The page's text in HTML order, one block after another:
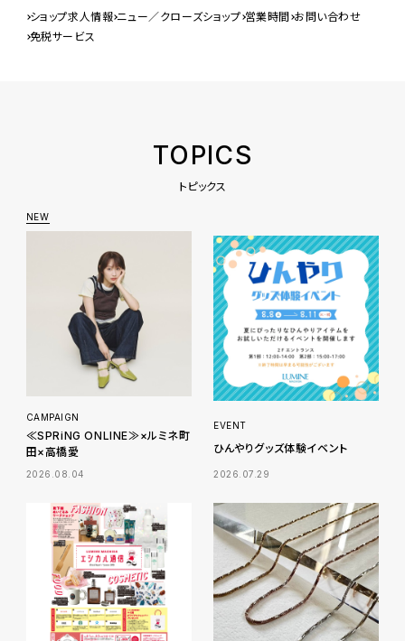
ショップ求人情報 ニュー／クローズショップ 営業時間 お問い合わせ
免税サービス
TOPICS
トピックス
CAMPAIGN
≪SPRiNG ONLINE≫×ルミネ町
田×高橋愛
2026.08.04
EVENT
ひんやりグッズ体験イベント
2026.07.29